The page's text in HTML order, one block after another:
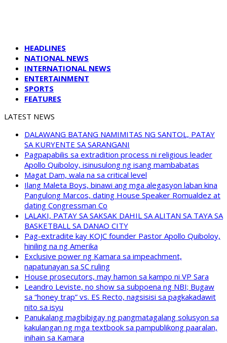
HEADLINES
NATIONAL NEWS
INTERNATIONAL NEWS
ENTERTAINMENT
SPORTS
FEATURES
LATEST NEWS
DALAWANG BATANG NAMIMITAS NG SANTOL, PATAY
SA KURYENTE SA SARANGANI
Pagpapabilis sa extradition process ni religious leader
Apollo Quiboloy, isinusulong ng isang mambabatas
Magat Dam, wala na sa critical level
Ilang Maleta Boys, binawi ang mga alegasyon laban kina
Pangulong Marcos, dating House Speaker Romualdez at
dating Congressman Co
LALAKI, PATAY SA SAKSAK DAHIL SA ALITAN SA TAYA SA
BASKETBALL SA DANAO CITY
Pag-extradite kay KOJC founder Pastor Apollo Quiboloy,
hiniling na ng Amerika
Exclusive power ng Kamara sa impeachment,
napatunayan sa SC ruling
House prosecutors, may hamon sa kampo ni VP Sara
Leandro Leviste, no show sa subpoena ng NBI; Bugaw
sa “honey trap” vs. ES Recto, nagsisisi sa pagkakadawit
nito sa isyu
Panukalang magbibigay ng pangmatagalang solusyon sa
kakulangan ng mga textbook sa pampublikong paaralan,
inihain sa Kamara